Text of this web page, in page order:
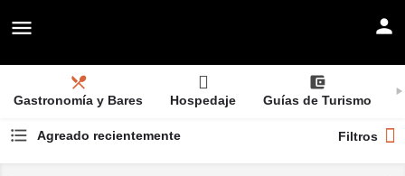
Gastronomía y Bares Hospedaje Guías de Turismo
Agreado recientemente Filtros